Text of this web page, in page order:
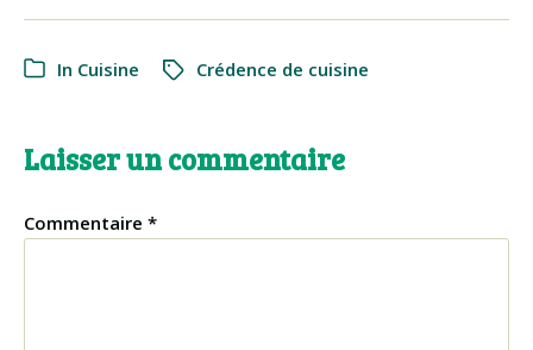
In Cuisine Crédence de cuisine
Laisser un commentaire
Commentaire *